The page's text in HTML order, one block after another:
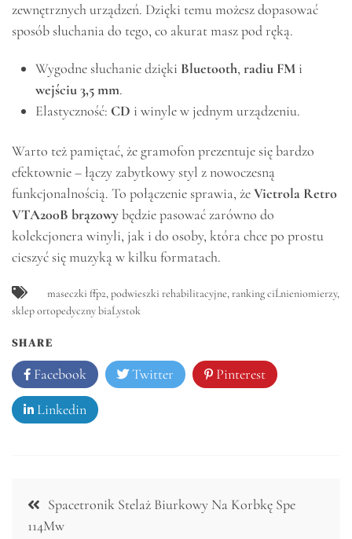
zewnętrznych urządzeń. Dzięki temu możesz dopasować
sposób słuchania do tego, co akurat masz pod ręką.
Wygodne słuchanie dzięki Bluetooth, radiu FM i
wejściu 3,5 mm.
Elastyczność: CD i winyle w jednym urządzeniu.
Warto też pamiętać, że gramofon prezentuje się bardzo
efektownie – łączy zabytkowy styl z nowoczesną
funkcjonalnością. To połączenie sprawia, żeVictrola Retro
VTA200B brązowybędzie pasować zarówno do
kolekcjonera winyli, jak i do osoby, która chce po prostu
cieszyć się muzyką w kilku formatach.
maseczki ffp2,podwieszki rehabilitacyjne,ranking ciĹnieniomierzy,
sklep ortopedyczny biaĹystok
SHARE
Facebook Twitter Pinterest
Linkedin
Nawigacja
wpisu
Spacetronik Stelaż Biurkowy Na Korbkę Spe
114Mw